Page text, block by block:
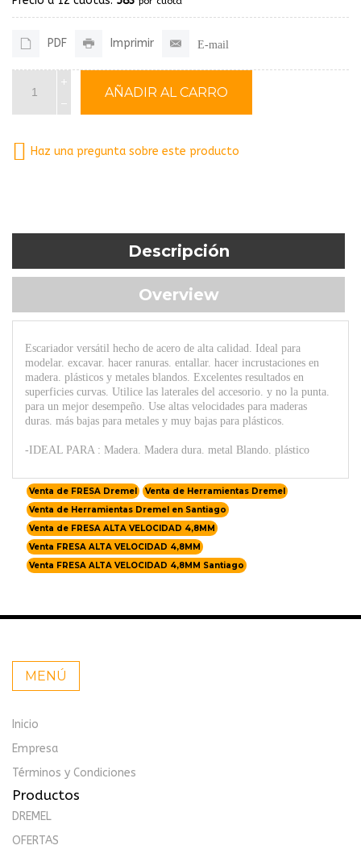
PDF Imprimir E-mail
Haz una pregunta sobre este producto
Descripción
Overview
Escariador versátil hecho de acero de alta calidad. Ideal para
modelar. excavar. hacer ranuras. entallar. hacer incrustaciones en
madera. plásticos y metales blandos. Excelentes resultados en
superficies curvas. Utilice las laterales del accesorio. y no la punta.
para un mejor desempeño. Use altas velocidades para maderas
duras. más bajas para metales y muy bajas para plásticos.
-IDEAL PARA : Madera. Madera dura. metal Blando. plástico
Venta de FRESA Dremel
Venta de Herramientas Dremel
Venta de Herramientas Dremel en Santiago
Venta de FRESA ALTA VELOCIDAD 4,8MM
Venta FRESA ALTA VELOCIDAD 4,8MM
Venta FRESA ALTA VELOCIDAD 4,8MM Santiago
MENÚ
Inicio
Empresa
Términos y Condiciones
Productos
DREMEL
OFERTAS